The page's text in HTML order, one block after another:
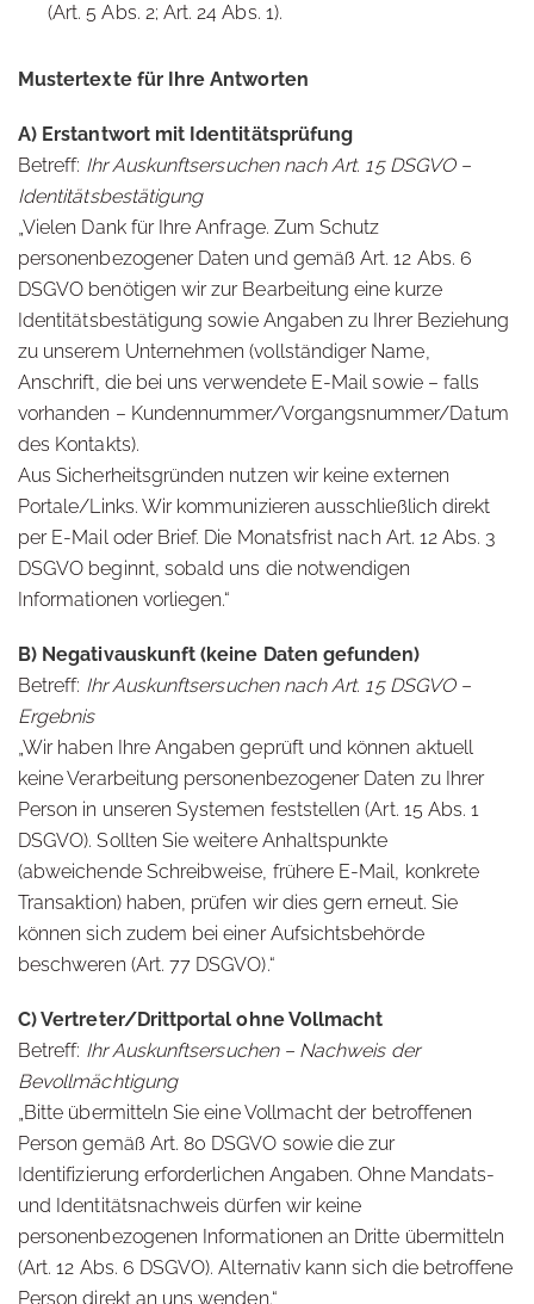
(Art. 5 Abs. 2; Art. 24 Abs. 1).
Mustertexte für Ihre Antworten
A) Erstantwort mit Identitätsprüfung
Betreff: Ihr Auskunftsersuchen nach Art. 15 DSGVO –
Identitätsbestätigung
„Vielen Dank für Ihre Anfrage. Zum Schutz
personenbezogener Daten und gemäß Art. 12 Abs. 6
DSGVO benötigen wir zur Bearbeitung eine kurze
Identitätsbestätigung sowie Angaben zu Ihrer Beziehung
zu unserem Unternehmen (vollständiger Name,
Anschrift, die bei uns verwendete E-Mail sowie – falls
vorhanden – Kundennummer/Vorgangsnummer/Datum
des Kontakts).
Aus Sicherheitsgründen nutzen wir keine externen
Portale/Links. Wir kommunizieren ausschließlich direkt
per E-Mail oder Brief. Die Monatsfrist nach Art. 12 Abs. 3
DSGVO beginnt, sobald uns die notwendigen
Informationen vorliegen.“
B) Negativauskunft (keine Daten gefunden)
Betreff: Ihr Auskunftsersuchen nach Art. 15 DSGVO –
Ergebnis
„Wir haben Ihre Angaben geprüft und können aktuell
keine Verarbeitung personenbezogener Daten zu Ihrer
Person in unseren Systemen feststellen (Art. 15 Abs. 1
DSGVO). Sollten Sie weitere Anhaltspunkte
(abweichende Schreibweise, frühere E-Mail, konkrete
Transaktion) haben, prüfen wir dies gern erneut. Sie
können sich zudem bei einer Aufsichtsbehörde
beschweren (Art. 77 DSGVO).“
C) Vertreter/Drittportal ohne Vollmacht
Betreff: Ihr Auskunftsersuchen – Nachweis der
Bevollmächtigung
„Bitte übermitteln Sie eine Vollmacht der betroffenen
Person gemäß Art. 80 DSGVO sowie die zur
Identifizierung erforderlichen Angaben. Ohne Mandats-
und Identitätsnachweis dürfen wir keine
personenbezogenen Informationen an Dritte übermitteln
(Art. 12 Abs. 6 DSGVO). Alternativ kann sich die betroffene
Person direkt an uns wenden.“